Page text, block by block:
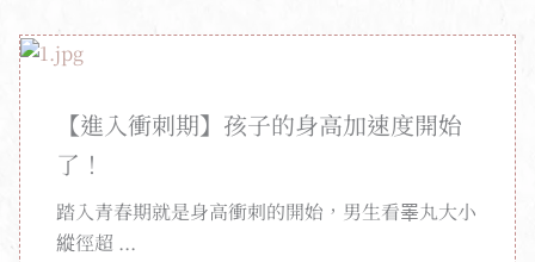
【進入衝刺期】孩子的身高加速度開始
了！
踏入青春期就是身高衝刺的開始，男生看睪丸大小
縱徑超 ...